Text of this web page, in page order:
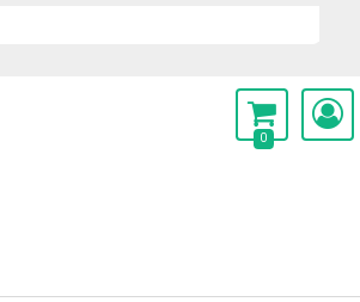
0